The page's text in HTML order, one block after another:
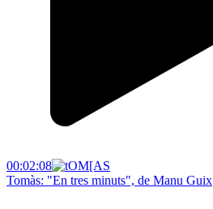
00:02:08
Tomàs: "En tres minuts", de Manu Guix